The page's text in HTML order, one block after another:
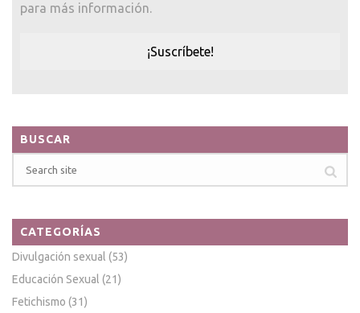
para más información.
BUSCAR
CATEGORÍAS
Divulgación sexual (53)
Educación Sexual (21)
Fetichismo (31)